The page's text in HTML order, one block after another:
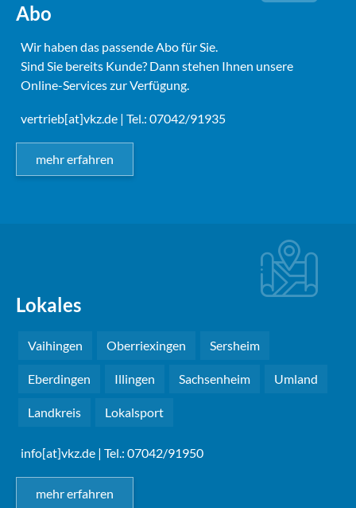
Abo
Wir haben das passende Abo für Sie.
Sind Sie bereits Kunde? Dann stehen Ihnen unsere
Online-Services zur Verfügung.
vertrieb[at]vkz.de | Tel.: 07042/91935
mehr erfahren
Lokales
Vaihingen Oberriexingen Sersheim
Eberdingen Illingen Sachsenheim Umland
Landkreis Lokalsport
info[at]vkz.de | Tel.: 07042/91950
mehr erfahren